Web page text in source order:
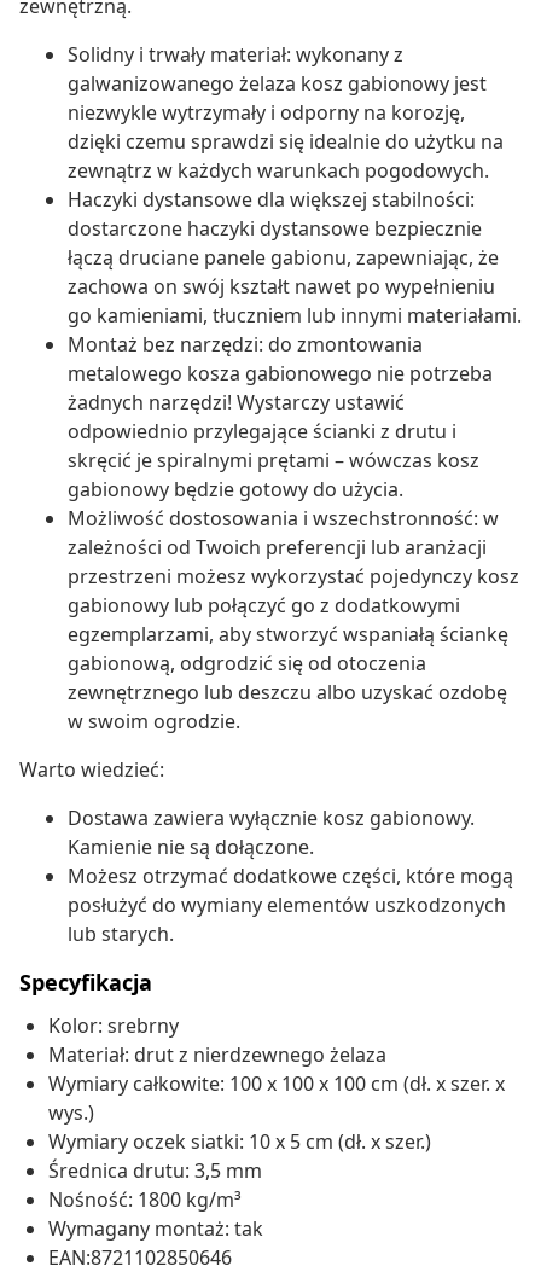
zewnętrzną.
Solidny i trwały materiał: wykonany z
galwanizowanego żelaza kosz gabionowy jest
niezwykle wytrzymały i odporny na korozję,
dzięki czemu sprawdzi się idealnie do użytku na
zewnątrz w każdych warunkach pogodowych.
Haczyki dystansowe dla większej stabilności:
dostarczone haczyki dystansowe bezpiecznie
łączą druciane panele gabionu, zapewniając, że
zachowa on swój kształt nawet po wypełnieniu
go kamieniami, tłuczniem lub innymi materiałami.
Montaż bez narzędzi: do zmontowania
metalowego kosza gabionowego nie potrzeba
żadnych narzędzi! Wystarczy ustawić
odpowiednio przylegające ścianki z drutu i
skręcić je spiralnymi prętami – wówczas kosz
gabionowy będzie gotowy do użycia.
Możliwość dostosowania i wszechstronność: w
zależności od Twoich preferencji lub aranżacji
przestrzeni możesz wykorzystać pojedynczy kosz
gabionowy lub połączyć go z dodatkowymi
egzemplarzami, aby stworzyć wspaniałą ściankę
gabionową, odgrodzić się od otoczenia
zewnętrznego lub deszczu albo uzyskać ozdobę
w swoim ogrodzie.
Warto wiedzieć:
Dostawa zawiera wyłącznie kosz gabionowy.
Kamienie nie są dołączone.
Możesz otrzymać dodatkowe części, które mogą
posłużyć do wymiany elementów uszkodzonych
lub starych.
Specyfikacja
Kolor: srebrny
Materiał: drut z nierdzewnego żelaza
Wymiary całkowite: 100 x 100 x 100 cm (dł. x szer. x
wys.)
Wymiary oczek siatki: 10 x 5 cm (dł. x szer.)
Średnica drutu: 3,5 mm
Nośność: 1800 kg/m³
Wymagany montaż: tak
EAN:8721102850646